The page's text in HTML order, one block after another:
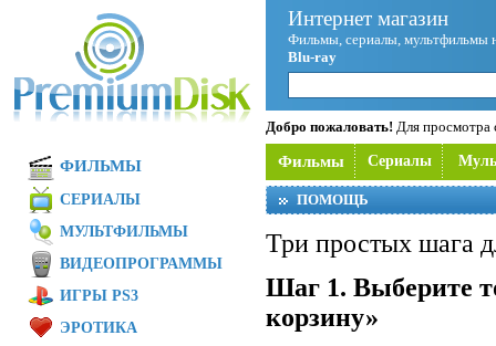
Интернет магазин
Фильмы, сериалы, мультфильмы
Blu-ray
Добро пожаловать! Для просмотра
Фильмы Сериалы
ПОМОЩЬ
Три простых шага
Шаг 1. Выберите
корзину»
ФИЛЬМЫ
СЕРИАЛЫ
МУЛЬТФИЛЬМЫ
ВИДЕОПРОГРАММЫ
ИГРЫ PS3
ЭРОТИКА